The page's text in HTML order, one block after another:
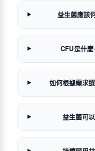
益生菌應該
CFU是什麼
如何根據需求
益生菌可